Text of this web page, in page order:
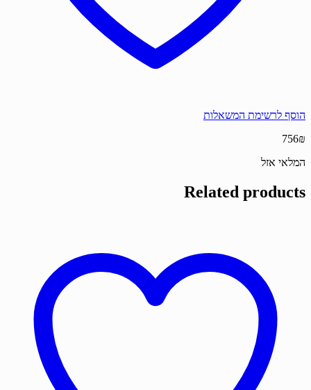
הוסף לרשימת המשאלות
756₪
המלאי אזל
Related products